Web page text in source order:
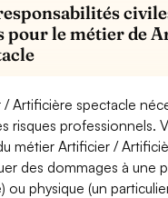
pour le métier de
Artificière spectacle
risques professionnels.
métier Artificier /
des dommages à une
ou physique (un